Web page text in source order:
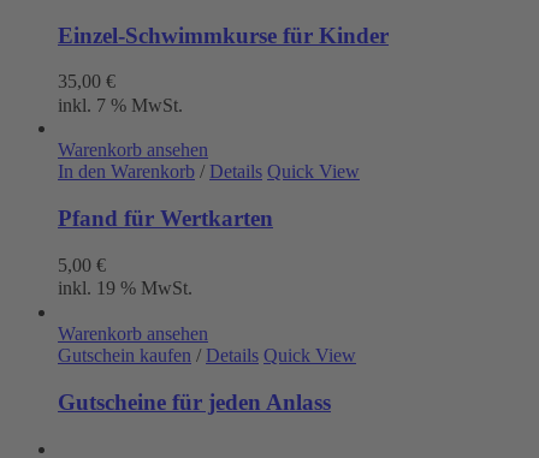
Einzel-Schwimmkurse für Kinder
35,00 €
inkl. 7 % MwSt.
Warenkorb ansehen
In den Warenkorb / Details Quick View
Pfand für Wertkarten
5,00 €
inkl. 19 % MwSt.
Warenkorb ansehen
Gutschein kaufen / Details Quick View
Gutscheine für jeden Anlass